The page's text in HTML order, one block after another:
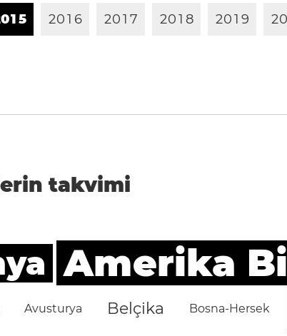
015 201 6 201 7 201 8 201 9 20
takvimi
Amerika
Avusturya Belçika Bosna-Hersek